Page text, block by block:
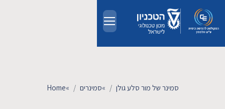
Home» סמינרים» סמינר של מור סלע גולן